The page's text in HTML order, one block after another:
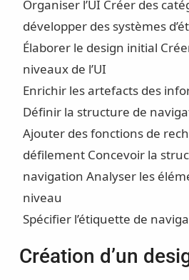
Organiser l’UI Créer des
développer des systèmes
Élaborer le design initial
niveaux de l’UI
Enrichir les artefacts des
Définir la structure de
Ajouter des fonctions de
défilement Concevoir la
navigation Analyser les
niveau
Spécifier l’étiquette de
Création d’un